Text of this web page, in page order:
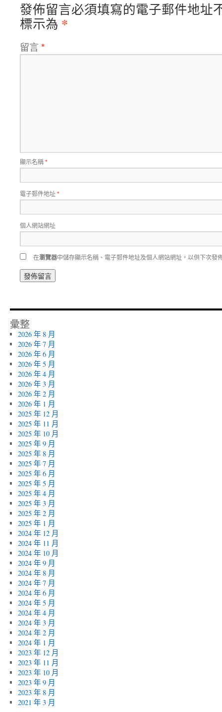
發佈留言必須填寫的電子郵件地址
標示為 *
留言 *
顯示名稱*
電子郵件地址*
個人網站網址
在瀏覽器中儲存顯示名稱、電子郵件地址及個人網站網址，以供下次發
彙整
2026 年 8 月
2026 年 7 月
2026 年 6 月
2026 年 5 月
2026 年 4 月
2026 年 3 月
2026 年 2 月
2026 年 1 月
2025 年 12 月
2025 年 11 月
2025 年 10 月
2025 年 9 月
2025 年 8 月
2025 年 7 月
2025 年 6 月
2025 年 5 月
2025 年 4 月
2025 年 3 月
2025 年 2 月
2025 年 1 月
2024 年 12 月
2024 年 11 月
2024 年 10 月
2024 年 9 月
2024 年 8 月
2024 年 7 月
2024 年 6 月
2024 年 5 月
2024 年 4 月
2024 年 3 月
2024 年 2 月
2024 年 1 月
2023 年 12 月
2023 年 11 月
2023 年 10 月
2023 年 9 月
2023 年 8 月
2021 年 3 月